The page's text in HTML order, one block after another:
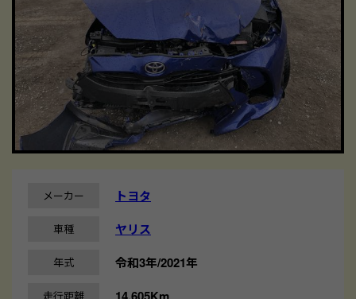
メーカー トヨタ
車種 ヤリス
年式 令和3年/2021年
走行距離 14,605Km